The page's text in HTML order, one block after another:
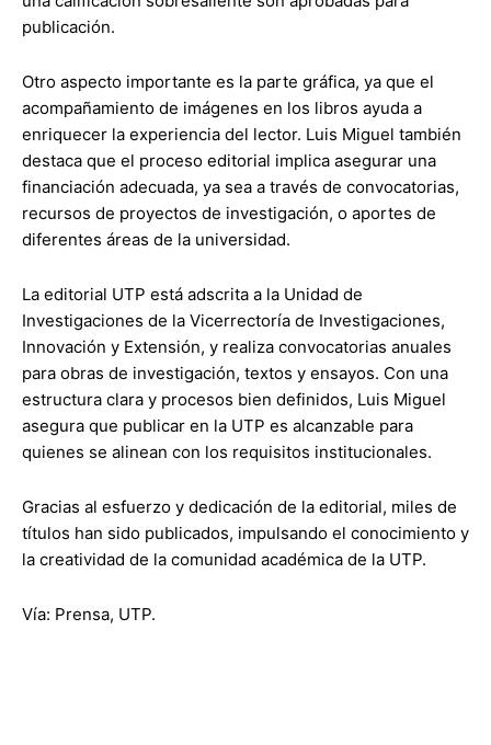
publicación.
Otro aspecto importante es la parte gráfica, ya que el
acompañamiento de imágenes en los libros ayuda a
enriquecer la experiencia del lector. Luis Miguel también
destaca que el proceso editorial implica asegurar una
financiación adecuada, ya sea a través de convocatorias,
recursos de proyectos de investigación, o aportes de
diferentes áreas de la universidad.
La editorial UTP está adscrita a la Unidad de
Investigaciones de la Vicerrectoría de Investigaciones,
Innovación y Extensión, y realiza convocatorias anuales
para obras de investigación, textos y ensayos. Con una
estructura clara y procesos bien definidos, Luis Miguel
asegura que publicar en la UTP es alcanzable para
quienes se alinean con los requisitos institucionales.
Gracias al esfuerzo y dedicación de la editorial, miles de
títulos han sido publicados, impulsando el conocimiento y
la creatividad de la comunidad académica de la UTP.
Vía: Prensa, UTP.